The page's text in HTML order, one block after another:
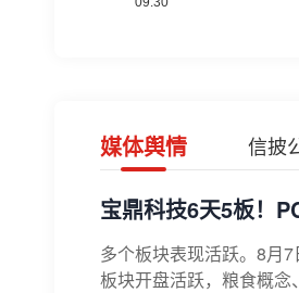
媒体舆情 信披
宝鼎科技6天5板！
多个板块表现活跃。8月
板块开盘活跃，粮食概